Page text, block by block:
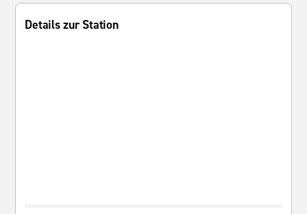
Details zur Station